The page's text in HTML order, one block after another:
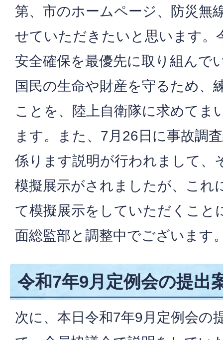
第、市のホームページ、防災無
せていただきたいと思います。
安全確保を最優先に取り組んで
国民の生命や財産を守るため、
ことを、陸上自衛隊に求めてま
ます。また、7月26日に事故調
係ります説明が行われまして、
模擬展示がされましたが、これ
て模擬展示をしていただくこと
面総監部と調整中でございます
令和7年9月定例会の提出
次に、本日令和7年9月定例会の